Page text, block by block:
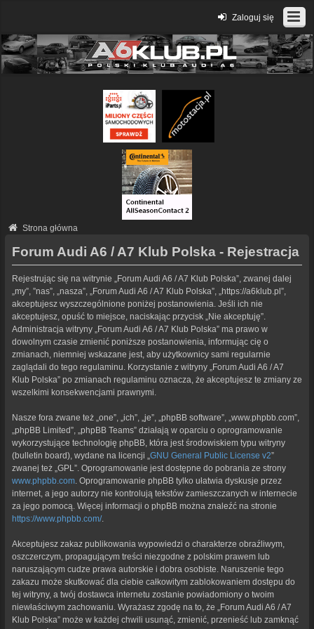
Zaloguj się
Strona główna
Forum Audi A6 / A7 Klub Polska - Rejestracja
Rejestrując się na witrynie „Forum Audi A6 / A7 Klub Polska”, zwanej dalej
„my”, ”nas”, „nasza”, „Forum Audi A6 / A7 Klub Polska”, „https://a6klub.pl”,
akceptujesz wyszczególnione poniżej postanowienia. Jeśli ich nie
akceptujesz, opuść to miejsce, naciskając przycisk „Nie akceptuję”.
Administracja witryny „Forum Audi A6 / A7 Klub Polska” ma prawo w
dowolnym czasie zmienić poniższe postanowienia, informując cię o
zmianach, niemniej wskazane jest, aby użytkownicy sami regularnie
zaglądali do tego regulaminu. Korzystanie z witryny „Forum Audi A6 / A7
Klub Polska” po zmianach regulaminu oznacza, że akceptujesz te zmiany ze
wszelkimi konsekwencjami prawnymi.
Nasze fora zwane też „one”, „ich”, „je”, „phpBB software”, „www.phpbb.com”,
„phpBB Limited”, „phpBB Teams” działają w oparciu o oprogramowanie
wykorzystujące technologię phpBB, która jest środowiskiem typu witryny
(bulletin board), wydane na licencji „ GNU General Public License v2”
zwanej też „GPL”. Oprogramowanie jest dostępne do pobrania ze strony
www.phpbb.com . Oprogramowanie phpBB tylko ułatwia dyskusje przez
internet, a jego autorzy nie kontrolują tekstów zamieszczanych w internecie
za jego pomocą. Więcej informacji o phpBB można znaleźć na stronie
https://www.phpbb.com/.
Akceptujesz zakaz publikowania wypowiedzi o charakterze obraźliwym,
oszczerczym, propagującym treści niezgodne z polskim prawem lub
naruszającym cudze prawa autorskie i dobra osobiste. Naruszenie tego
zakazu może skutkować dla ciebie całkowitym zablokowaniem dostępu do
tej witryny, a twój dostawca internetu zostanie powiadomiony o twoim
niewłaściwym zachowaniu. Wyrażasz zgodę na to, że „Forum Audi A6 / A7
Klub Polska” może w każdej chwili usunąć, zmienić, przenieść lub zamknąć